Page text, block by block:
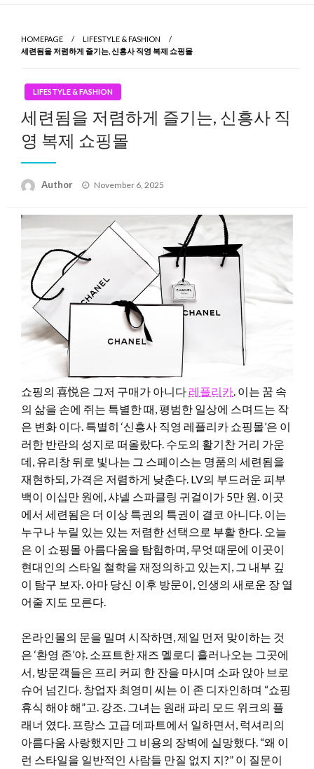
Skip
contentHOMEPAGE
LIFESTYLE & FASHION
세련됨을 저렴하게 즐기는, 신흥사 직영 복제 쇼핑몰
LIFESTYLE & FASHION
세련됨을 저렴하게 즐기는, 신흥사 직
영 복제 쇼핑몰
Author
Posted
November 6, 2025
쇼핑의 喜悦은 그저 구매가 아니다 레플리카. 이는 꿈 속
의 삶을 손에 쥐는 특별한 때, 평범한 일상에 스며드는 작
은 변화 이다. 특별히 ‘신흥사 직영 레플리카 쇼핑몰’은 이
러한 반란의 성지로 떠올랐다. 수도의 활기찬 거리 가운
데, 유리창 뒤로 빛나는 그 스페이스는 명품의 세련됨을
재현하되, 가격은 저렴하게 낮춘다. LV의 부드러운 피부
백이 이십만 원에, 샤넬 스파클링 귀걸이가 5만 원. 이곳
에서 세련됨은 더 이상 특권의 특권이 결코 아니다. 이는
누구나 누릴 있는 있는 저렴한 선택으로 부활 한다. 오늘
은 이 쇼핑몰 아름다움을 탐험하며, 무엇 때문에 이곳이
현대인의 스타일 철학을 재정의하고 있는지, 그 내부 깊
이 탐구 보자. 아마 당신 이후 방문이, 인생의 새로운 장 열
어줄 지도 모른다.
온라인몰의 문을 밀며 시작하면, 제일 먼저 맞이하는 것
은 ‘환영 존’야. 소프트한 재즈 멜로디 흘러나오는 그곳에
서, 방문객들은 프리 커피 한 잔을 마시며 소파 앉아 브로
슈어 넘긴다. 창업자 최영미 씨는 이 존 디자인하며 “쇼핑
휴식 해야 해”고. 강조. 그녀는 원래 파리 모드 위크의 플
래너 였다. 프랑스 고급 데파트에서 일하면서, 럭셔리의
아름다움 사랑했지만 그 비용의 장벽에 실망했다. “왜 이
런 스타일을 일반적인 사람들 만질 없지 지?” 이 질문이